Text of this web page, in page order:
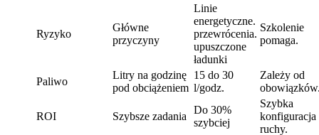
Ryzyko
Główne
przyczyny
Linie
energetyczne.
przewrócenia.
upuszczone
ładunki
Szkolenie
pomaga.
Paliwo
Litry na godzinę
pod obciążeniem
15 do 30
l/godz.
Zależy od
ROI Szybsze zadania
Do 30%
szybciej
Szybka
konfiguracja
ruchy.